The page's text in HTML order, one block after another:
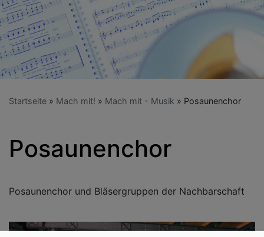
Startseite Mach mit! Mach mit - Musik Posaunenchor
Posaunenchor
Posaunenchor und Bläsergruppen der Nachbarschaft